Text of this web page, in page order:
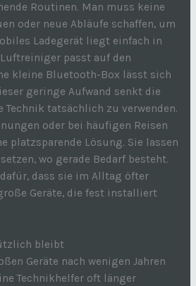
Routinen. Man muss keine
oder neue Abläufe schaffen, um
Ladegerät liegt einfach in
passt auf den
kleine Bluetooth-Box lässt sich
geringe Aufwand senkt die
Technik tatsächlich zu verwenden.
oder bei häufigen Reisen
platzsparende Lösung. Sie lassen
wo gerade Bedarf besteht.
dass sie im Alltag öfter
Geräte, die fest installiert
bleibt
Geräte nach wenigen Jahren
Technikhelfer oft länger